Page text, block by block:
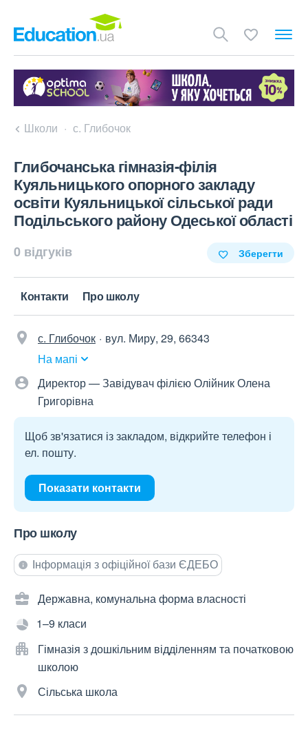
Школи с. Глибочок
Глибочанська гімназія-філія
Куяльницького опорного закладу
освіти Куяльницької сільської ради
Подільського району Одеської області
0 відгуків Зберегти
Контакти Про школу
с. Глибочок
вул. Миру, 29, 66343
На мапі
Директор — Завідувач філією Олійник Олена
Григорівна
Щоб зв'язатися із закладом, відкрийте телефон і
ел. пошту.
Показати контакти
Про школу
Інформація з офіційної бази ЄДЕБО
Державна, комунальна форма власності
1–9 класи
Гімназія з дошкільним відділенням та початковою
школою
Сільська школа